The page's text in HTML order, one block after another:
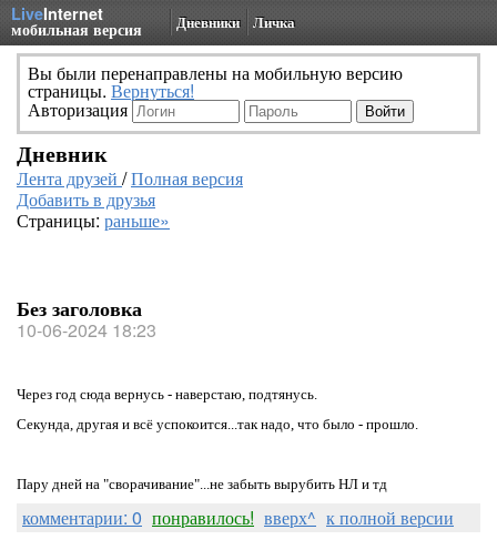
LiveInternet
мобильная версия Дневники Личка
Вы были перенаправлены на мобильную версию
страницы. Вернуться!
Авторизация
Дневник
Лента друзей /Полная версия
Добавить в друзья
Страницы: раньше»
Без заголовка
10-06-2024 18:23
Через год сюда вернусь - наверстаю, подтянусь.
Секунда, другая и всё успокоится...так надо, что было - прошло.
Пару дней на "сворачивание"...не забыть вырубить НЛ и тд
комментарии: 0 понравилось! вверх^ к полной версии